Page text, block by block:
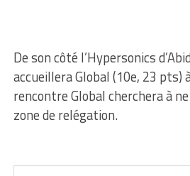
De son côté l’Hypersonics
accueillera Global (10e, 23 pts)
rencontre Global cherchera à
zone de relégation.